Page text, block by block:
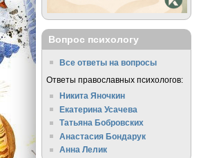
Вопрос психологу
Все ответы на вопросы
Ответы православных психологов:
Никита Яночкин
Екатерина Усачева
Татьяна Бобровских
Анастасия Бондарук
Анна Лелик